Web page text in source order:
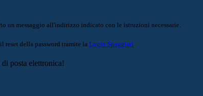
un messaggio all'indirizzo indicato con le istruzioni necessarie.
reset della password tramite la Login Spaggiari
posta elettronica!